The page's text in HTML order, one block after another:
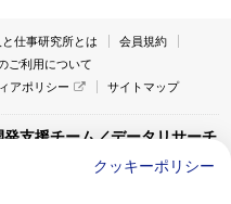
と仕事研究所とは
会員規約
ご利用について
アポリシー サイトマップ
支援チーム／データリサーチ
クッキーポリシー